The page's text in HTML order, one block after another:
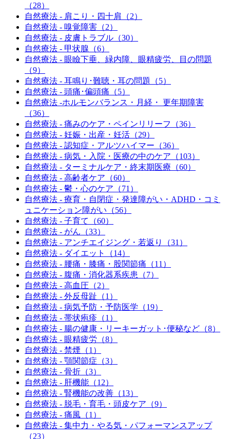
（28）
自然療法 - 肩こり・四十肩（2）
自然療法 - 嗅覚障害（2）
自然療法 - 皮膚トラブル（30）
自然療法 - 甲状腺（6）
自然療法 - 眼瞼下垂、緑内障、眼精疲労、目の問題
（9）
自然療法 - 耳鳴り･難聴・耳の問題（5）
自然療法 - 頭痛･偏頭痛（5）
自然療法 -ホルモンバランス・月経・ 更年期障害
（36）
自然療法 - 痛みのケア・ペインリリーフ（36）
自然療法 - 妊娠・出産・妊活（29）
自然療法 - 認知症・アルツハイマー（36）
自然療法 - 病気・入院・医療の中のケア（103）
自然療法 - ターミナルケア・終末期医療（60）
自然療法 - 高齢者ケア（60）
自然療法 - 鬱・心のケア（71）
自然療法 - 療育・自閉症・発達障がい・ADHD・コミ
ュニケーション障がい（56）
自然療法 - 子育て（60）
自然療法 - がん（33）
自然療法 - アンチエイジング・若返り（31）
自然療法 - ダイエット（14）
自然療法 - 腰痛・膝痛・股関節痛（11）
自然療法 - 腹痛・消化器系疾患（7）
自然療法 - 高血圧（2）
自然療法 - 外反母趾（1）
自然療法 - 病気予防・予防医学（19）
自然療法 - 帯状疱疹（1）
自然療法 - 腸の健康・リーキーガット･便秘など（8）
自然療法 - 眼精疲労（8）
自然療法 - 禁煙（1）
自然療法 - 顎関節症（3）
自然療法 - 骨折（3）
自然療法 - 肝機能（12）
自然療法 - 腎機能の改善（13）
自然療法 - 脱毛・育毛・頭皮ケア（9）
自然療法 - 痛風（1）
自然療法 - 集中力・やる気・パフォーマンスアップ
（23）